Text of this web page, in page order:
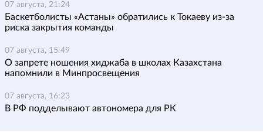
07 августа, 21:24
Баскетболисты «Астаны» обратились к Токаеву из-за
риска закрытия команды
07 августа, 15:49
О запрете ношения хиджаба в школах Казахстана
напомнили в Минпросвещения
07 августа, 16:23
В РФ подделывают автономера для РК